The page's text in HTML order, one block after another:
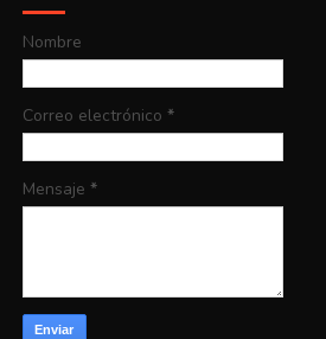
Nombre
Correo electrónico *
Mensaje *